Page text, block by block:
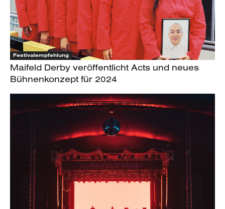
Festivalempfehlung
Maifeld Derby veröffentlicht Acts und neues
Bühnenkonzept für 2024